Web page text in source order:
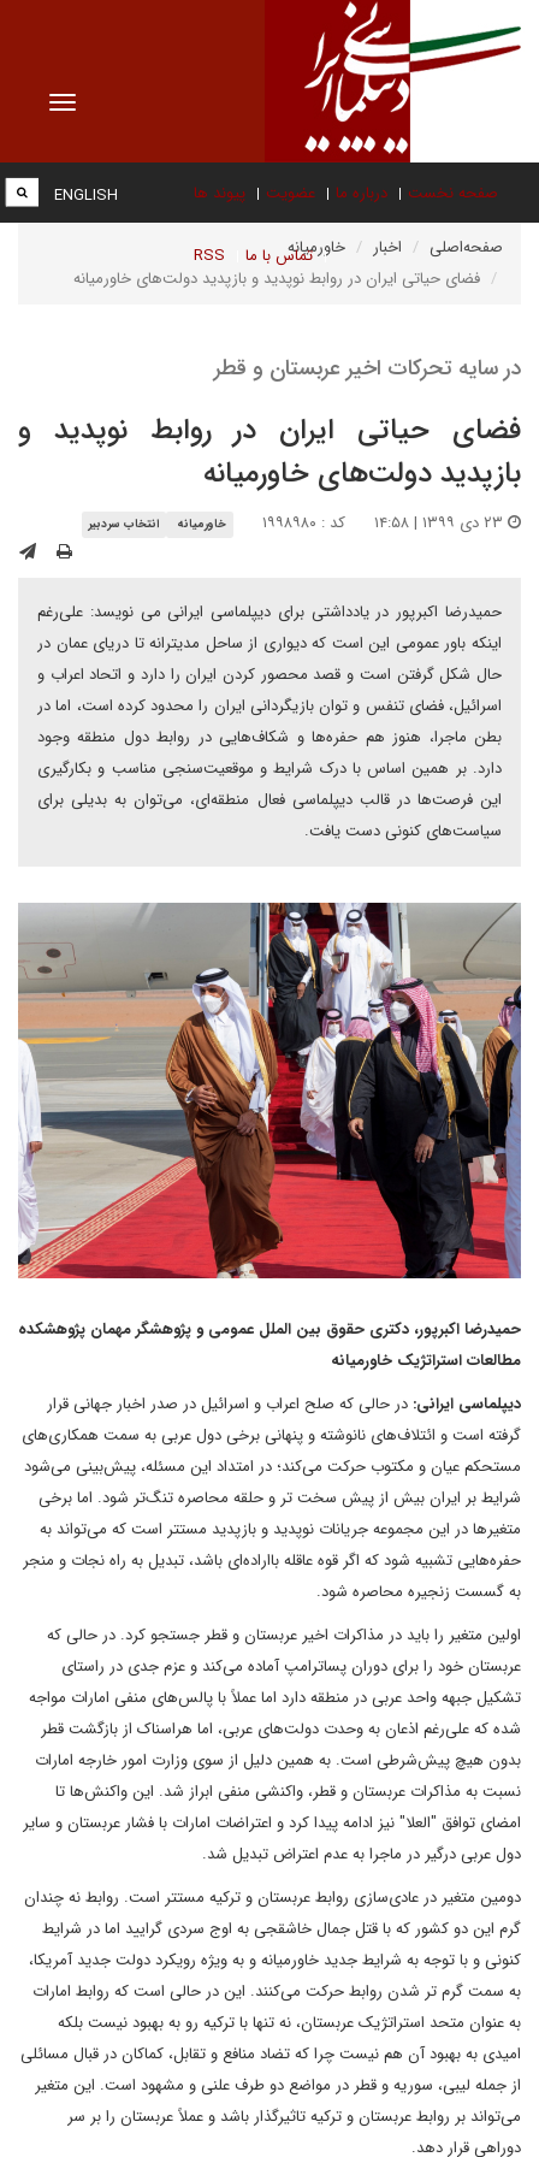
Toggle
صفحه نخست درباره ما عضویت پیوند ها
تماس با ما RSS
ENGLISH
صفحه‌اصلی اخبار
خاورمیانه
فضای حیاتی ایران در روابط نوپدید و بازپدید دولت‌‌های خاورمیانه
در سایه تحرکات اخیر عربستان و قطر
فضای حیاتی ایران در روابط نوپدید و
بازپدید دولت‌‌های خاورمیانه
کد : ۱۹۹۸۹۸۰ خاورمیانه انتخاب سردبیر
حمیدرضا اکبرپور در یادداشتی برای دیپلماسی ایرانی می نویسد: علی‌رغم
اینکه باور عمومی این است که دیواری از ساحل مدیترانه تا دریای عمان در
حال شکل گرفتن است و قصد محصور کردن ایران را دارد و اتحاد اعراب و
اسرائیل، فضای تنفس و توان بازیگردانی ایران را محدود کرده است، اما در
بطن ماجرا، هنوز هم حفره‌ها و شکاف‌هایی در روابط دول منطقه وجود
دارد. بر همین اساس با درک شرایط و موقعیت‌سنجی مناسب و بکارگیری
این فرصت‌ها در قالب دیپلماسی فعال منطقه‌ای، می‌توان به بدیلی برای
سیاست‌های کنونی دست یافت.
حمیدرضا اکبرپور، دکتری حقوق بین الملل عمومی و پژوهشگر مهمان پژوهشکده
مطالعات استراتژیک خاورمیانه
دیپلماسی ایرانی: در حالی که صلح اعراب و اسرائیل در صدر اخبار جهانی قرار
گرفته است و ائتلاف‌های نانوشته و پنهانی برخی دول عربی به سمت همکاری‌های
مستحکم عیان و مکتوب حرکت می‌کند؛ در امتداد این مسئله، پیش‌بینی می‌شود
شرایط بر ایران بیش از پیش سخت تر و حلقه محاصره تنگ‌تر شود. اما برخی
متغیر‌ها در این مجموعه جریانات نوپدید و بازپدید مستتر است که می‌تواند به
حفره‌هایی تشبیه شود که اگر قوه عاقله‌ بااراده‌ای باشد، تبدیل به راه نجات و منجر
به گسست زنجیره محاصره شود.
اولین متغیر را باید در مذاکرات اخیر عربستان و قطر جستجو کرد. در حالی که
عربستان خود را برای دوران پساترامپ آماده می‌کند و عزم جدی در راستای
تشکیل جبهه واحد عربی در منطقه دارد اما عملاً با پالس‌های منفی امارات مواجه
شده که علی‌رغم اذعان به وحدت دولت‌های عربی، اما هراسناک از بازگشت قطر
بدون هیچ پیش‌شرطی است. به همین دلیل از سوی وزارت امور خارجه امارات
نسبت به مذاکرات عربستان و قطر، واکنشی منفی ابراز شد. این واکنش‌ها تا
امضای توافق "العلا" نیز ادامه پیدا کرد و اعتراضات امارات با فشار عربستان و سایر
دول عربی درگیر در ماجرا به عدم اعتراض تبدیل شد.
دومین متغیر در عادی‌سازی روابط عربستان و ترکیه مستتر است. روابط نه چندان
گرم این دو کشور که با قتل جمال خاشقجی به اوج سردی گرایید اما در شرایط
کنونی و با توجه به شرایط جدید خاورمیانه و به ویژه رویکرد دولت جدید آمریکا،
به سمت گرم تر شدن روابط حرکت می‌کنند. این در حالی است که روابط امارات
به عنوان متحد استراتژیک عربستان، نه تنها با ترکیه رو به بهبود نیست بلکه
امیدی به بهبود آن هم نیست چرا که تضاد منافع و تقابل، کماکان در قبال مسائلی
از جمله لیبی، سوریه و قطر در مواضع دو طرف علنی و مشهود است. این متغیر
می‌تواند بر روابط عربستان و ترکیه تاثیرگذار باشد و عملاً عربستان را بر سر
دوراهی قرار دهد.